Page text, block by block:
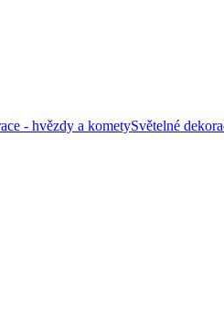
- hvězdy a kometySvětelné